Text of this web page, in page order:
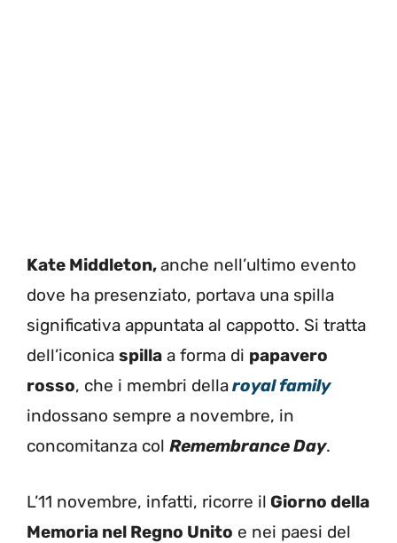
Kate Middleton,anche nell’ultimo evento
dove ha presenziato, portava una spilla
significativa appuntata al cappotto. Si tratta
dell’iconica spilla a forma di papavero
rosso, che i membri dellaroyal family
indossano sempre a novembre, in
concomitanza col Remembrance Day.
L’11 novembre, infatti, ricorre il Giorno della
Memoria nel Regno Unito e nei paesi del